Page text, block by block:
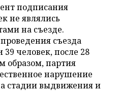
подписания
не являлись
на съезде.
съезда
человек, после 28
образом, партия
нарушение
стадии выдвижения и